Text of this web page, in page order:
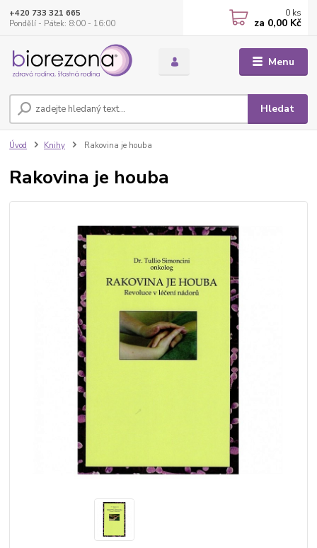
Menu
Hledat
+420 733 321 665
Pondělí - Pátek: 8:00 - 16:00
0 ks
za 0,00 Kč
Úvod Knihy Rakovina je houba
Rakovina je houba